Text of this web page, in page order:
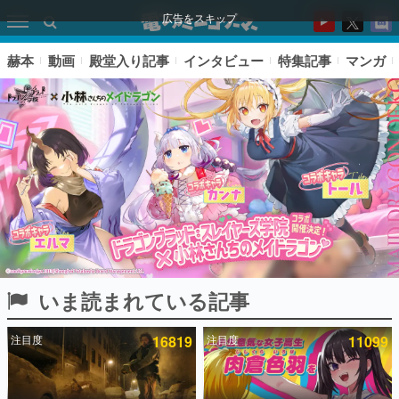
広告をスキップ
ピックアップ
電ファミのいま読まれている記事ランキング
アプリセール情報
赫本 動画 殿堂入り記事 インタビュー 特集記事 マンガ
いま読まれている記事
注目度 16819 注目度 11099